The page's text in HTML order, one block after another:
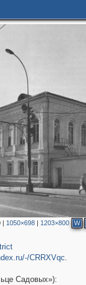
| 1050×698| 1203×800 W
CRRXVqc.
Садовых»):